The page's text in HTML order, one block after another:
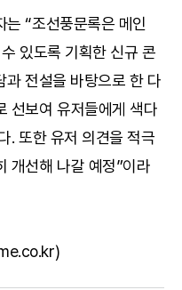
“조선풍문록은 메인
있도록 기획한 신규 콘
과 전설을 바탕으로 한 다
선보여 유저들에게 색다
. 또한 유저 의견을 적극
개선해 나갈 예정”이라